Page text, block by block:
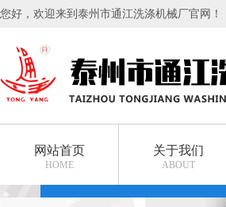
您好，欢迎来到泰州市通江洗涤机械厂官网！
网站首页
HOME
关于我们
ABOUT